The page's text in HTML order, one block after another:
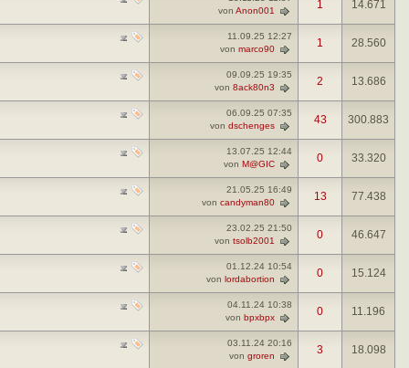
von Anon001 1 14.671
11.09.25 12:27
von marco90 1 28.560
09.09.25 19:35
von 8ack80n3 2 13.686
06.09.25 07:35
von dschenges 43 300.883
13.07.25 12:44
von M@GIC 0 33.320
21.05.25 16:49
von candyman80 13 77.438
23.02.25 21:50
von tsolb2001 0 46.647
01.12.24 10:54
von lordabortion 0 15.124
04.11.24 10:38
von bpxbpx 0 11.196
03.11.24 20:16
von groren 3 18.098